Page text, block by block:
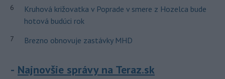
6
Kruhová križovatka v Poprade v smere z Hozelca bude
hotová budúci rok
7 Brezno obnovuje zastávky MHD
Najnovšie správy na Teraz.sk